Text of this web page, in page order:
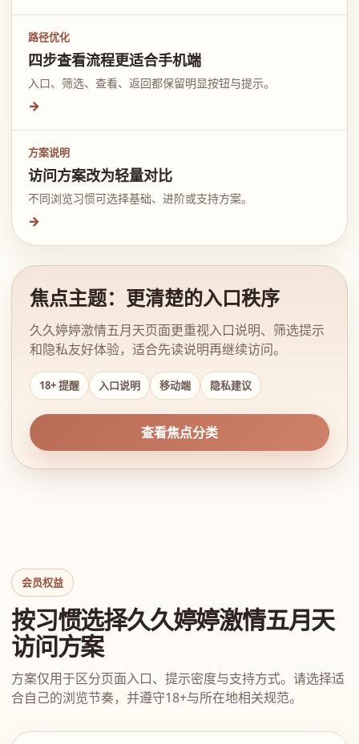
路径优化
四步查看流程更适合手机端
入口、筛选、查看、返回都保留明显按钮与提示。
→
方案说明
访问方案改为轻量对比
不同浏览习惯可选择基础、进阶或支持方案。
→
焦点主题：更清楚的入口秩序
久久婷婷激情五月天页面更重视入口说明、筛选提示
和隐私友好体验，适合先读说明再继续访问。
18+ 提醒 入口说明 移动端 隐私建议
查看焦点分类
会员权益
按习惯选择久久婷婷激情五月天
访问方案
方案仅用于区分页面入口、提示密度与支持方式。请选择适
合自己的浏览节奏，并遵守18+与所在地相关规范。